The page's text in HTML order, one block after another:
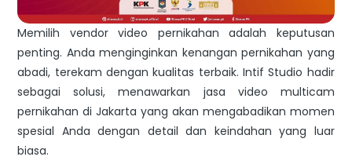
Memilih vendor video pernikahan adalah keputusan
penting. Anda menginginkan kenangan pernikahan yang
abadi, terekam dengan kualitas terbaik. Intif Studio hadir
sebagai solusi, menawarkan jasa video multicam
pernikahan di Jakarta yang akan mengabadikan momen
spesial Anda dengan detail dan keindahan yang luar
biasa.